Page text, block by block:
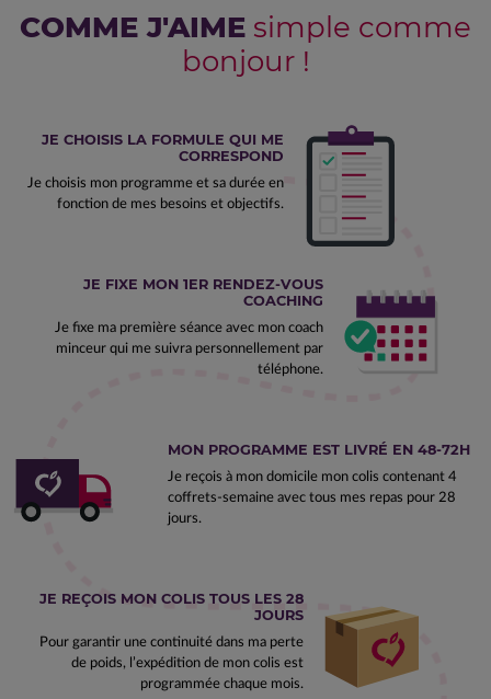
COMME J'AIME simple comme
bonjour !
JE CHOISIS LA FORMULE QUI ME
CORRESPOND
Je choisis mon programme et sa durée en
fonction de mes besoins et objectifs.
JE FIXE MON 1ER RENDEZ-VOUS
COACHING
Je fixe ma première séance avec mon coach
minceur qui me suivra personnellement par
téléphone.
MON PROGRAMME EST LIVRÉ EN 48-72H
Je reçois à mon domicile mon colis contenant 4
coffrets-semaine avec tous mes repas pour 28
jours.
JE REÇOIS MON COLIS TOUS LES 28
JOURS
Pour garantir une continuité dans ma perte
de poids, l’expédition de mon colis est
programmée chaque mois.